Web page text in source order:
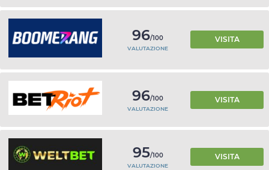
96/100
VALUTAZIONE
VISITA
96/100
VALUTAZIONE
VISITA
95/100
VALUTAZIONE
VISITA